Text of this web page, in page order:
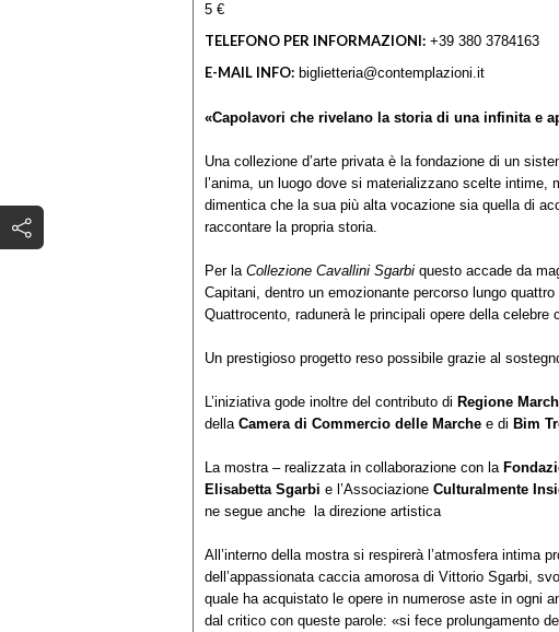
5 €
TELEFONO PER INFORMAZIONI: +39 380 3784163
E-MAIL INFO: biglietteria@contemplazioni.it
«Capolavori che rivelano la storia di una infinita e
Una collezione d’arte privata è la fondazione di un
l’anima, un luogo dove si materializzano scelte
dimentica che la sua più alta vocazione sia quella di
raccontare la propria storia.
Per la Collezione Cavallini Sgarbi questo accade da
Capitani, dentro un emozionante percorso lungo
Quattrocento, radunerà le principali opere della celebre
Un prestigioso progetto reso possibile grazie al
L’iniziativa gode inoltre del contributo di Regione
della Camera di Commercio delle Marche e di Bim
La mostra – realizzata in collaborazione con la
Elisabetta Sgarbi e l’Associazione Culturalmente
ne segue anche la direzione artistica
All’interno della mostra si respirerà l’atmosfera intima
dell’appassionata caccia amorosa di Vittorio Sgarbi,
quale ha acquistato le opere in numerose aste in ogni
dal critico con queste parole: «si fece prolungamento